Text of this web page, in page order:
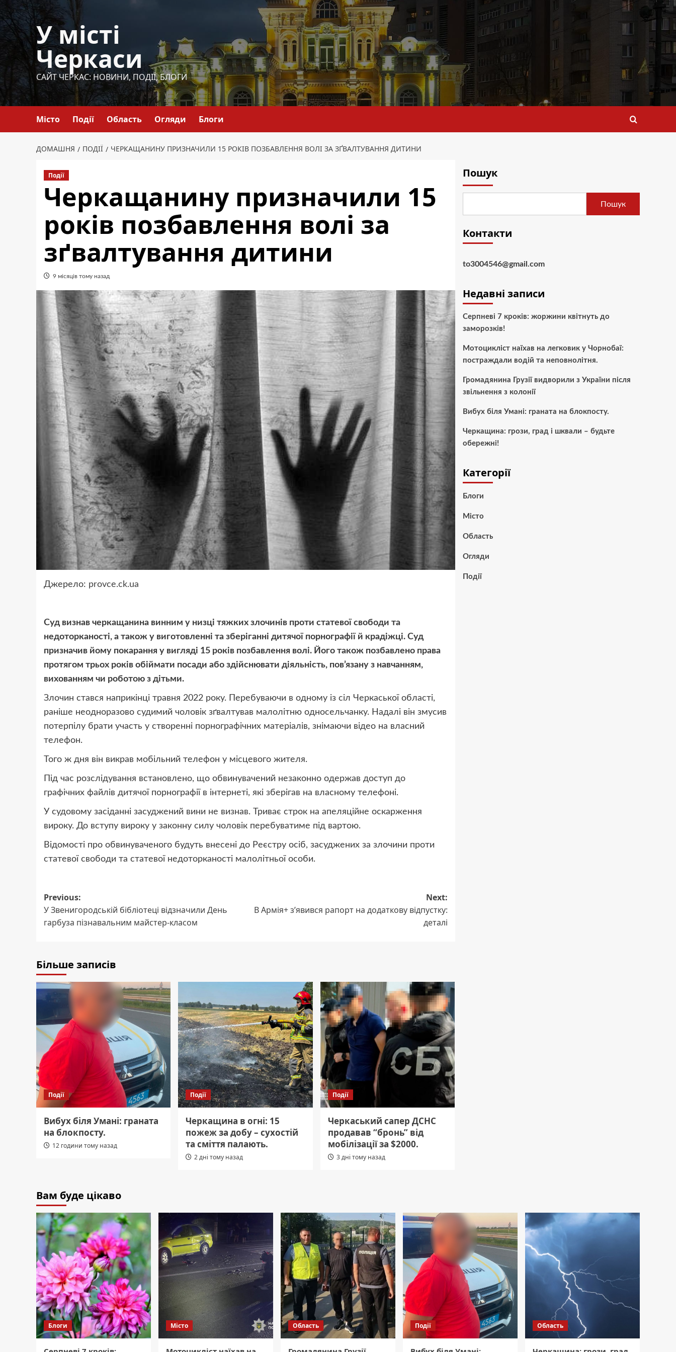
Перейти
до
вмісту
У місті
Черкаси
САЙТ ЧЕРКАС: НОВИНИ, ПОДІЇ, БЛОГИ
Місто Події Область Огляди Блоги
ДОМАШНЯ ПОДІЇ ЧЕРКАЩАНИНУ ПРИЗНАЧИЛИ 15 РОКІВ ПОЗБАВЛЕННЯ ВОЛІ ЗА ЗҐВАЛТУВАННЯ ДИТИНИ
Події
Черкащанину призначили 15
років позбавлення волі за
зґвалтування дитини
9 місяців тому назад
Джерело: provce.ck.ua
Суд визнав черкащанина винним у низці тяжких злочинів проти статевої свободи та
недоторканості, а також у виготовленні та зберіганні дитячої порнографії й крадіжці. Суд
призначив йому покарання у вигляді 15 років позбавлення волі. Його також позбавлено права
протягом трьох років обіймати посади або здійснювати діяльність, пов’язану з навчанням,
вихованням чи роботою з дітьми.
Злочин стався наприкінці травня 2022 року. Перебуваючи в одному із сіл Черкаської області,
раніше неодноразово судимий чоловік зґвалтував малолітню односельчанку. Надалі він змусив
потерпілу брати участь у створенні порнографічних матеріалів, знімаючи відео на власний
телефон.
Того ж дня він викрав мобільний телефон у місцевого жителя.
Під час розслідування встановлено, що обвинувачений незаконно одержав доступ до
графічних файлів дитячої порнографії в інтернеті, які зберігав на власному телефоні.
У судовому засіданні засуджений вини не визнав. Триває строк на апеляційне оскарження
вироку. До вступу вироку у законну силу чоловік перебуватиме під вартою.
Відомості про обвинуваченого будуть внесені до Реєстру осіб, засуджених за злочини проти
статевої свободи та статевої недоторканості малолітньої особи.
Post
navigation
Previous:
У Звенигородській бібліотеці відзначили День
гарбуза пізнавальним майстер-класом
Next:
В Армія+ з’явився рапорт на додаткову відпустку:
деталі
Більше записів
Події
Вибух біля Умані: граната
на блокпосту.
12 години тому назад
Події
Черкащина в огні: 15
пожеж за добу – сухостій
та сміття палають.
2 дні тому назад
Події
Черкаський сапер ДСНС
продавав “бронь” від
мобілізації за $2000.
3 дні тому назад
Пошук
Пошук
Контакти
to3004546@gmail.com
Недавні записи
Серпневі 7 кроків: жоржини квітнуть до
заморозків!
Мотоцикліст наїхав на легковик у Чорнобаї:
постраждали водій та неповнолітня.
Громадянина Грузії видворили з України після
звільнення з колонії
Вибух біля Умані: граната на блокпосту.
Черкащина: грози, град і шквали – будьте
обережні!
Категорії
Блоги
Місто
Область
Огляди
Події
Вам буде цікаво
Блоги Місто Область Події Область